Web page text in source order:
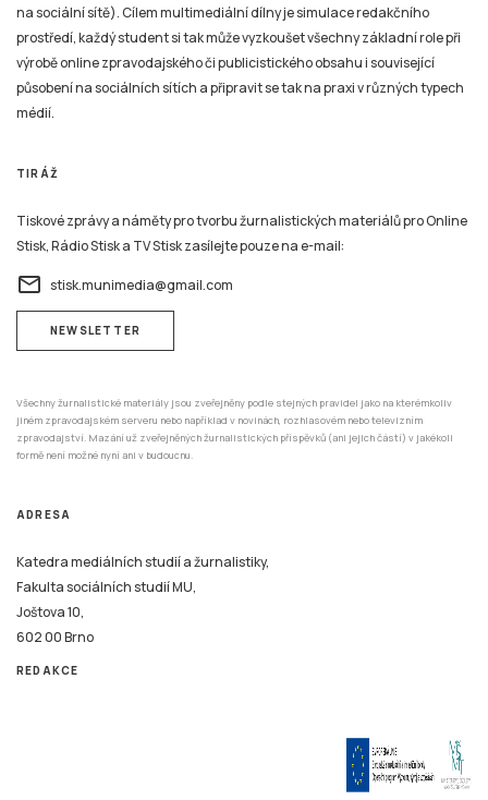
na sociální sítě). Cílem multimediální dílny je simulace redakčního
prostředí, každý student si tak může vyzkoušet všechny základní role při
výrobě online zpravodajského či publicistického obsahu i související
působení na sociálních sítích a připravit se tak na praxi v různých typech
médií.
TIRÁŽ
Tiskové zprávy a náměty pro tvorbu žurnalistických materiálů pro Online
Stisk, Rádio Stisk a TV Stisk zasílejte pouze na e-mail:
email stisk.munimedia@gmail.com
NEWSLETTER
Všechny žurnalistické materiály jsou zveřejněny podle stejných pravidel jako na kterémkoliv
jiném zpravodajském serveru nebo například v novinách, rozhlasovém nebo televizním
zpravodajství. Mazání už zveřejněných žurnalistických příspěvků (ani jejich částí) v jakékoli
formě není možné nyní ani v budoucnu.
ADRESA
Katedra mediálních studií a žurnalistiky,
Fakulta sociálních studií MU,
Joštova 10,
602 00 Brno
REDAKCE